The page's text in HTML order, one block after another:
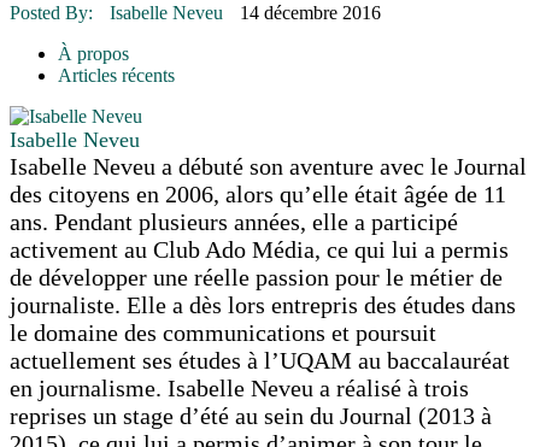
16 juillet 2026 | CULTURE
16 juillet 2026
16 juillet 2026
16 juillet 2026 |
Posted By: Isabelle Neveu
14 décembre 2016
À propos
Articles récents
Isabelle Neveu
Isabelle Neveu a débuté son aventure avec le Journal
des citoyens en 2006, alors qu’elle était âgée de 11
ans. Pendant plusieurs années, elle a participé
activement au Club Ado Média, ce qui lui a permis
de développer une réelle passion pour le métier de
journaliste. Elle a dès lors entrepris des études dans
le domaine des communications et poursuit
actuellement ses études à l’UQAM au baccalauréat
en journalisme. Isabelle Neveu a réalisé à trois
reprises un stage d’été au sein du Journal (2013 à